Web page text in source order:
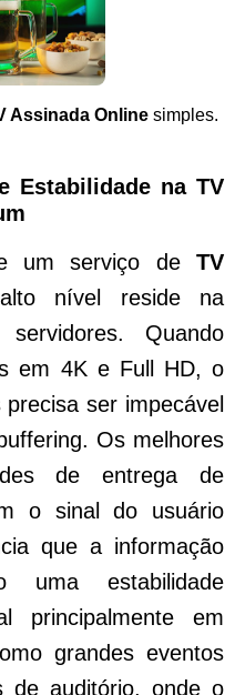
Assinada Onlinesimples.
Estabilidade na TV
um serviço de TV
nível reside na
Quando
em 4K e Full HD, o
ser impecável
Os melhores
de entrega de
o sinal do usuário
que a informação
uma estabilidade
principalmente em
grandes eventos
de auditório, onde o